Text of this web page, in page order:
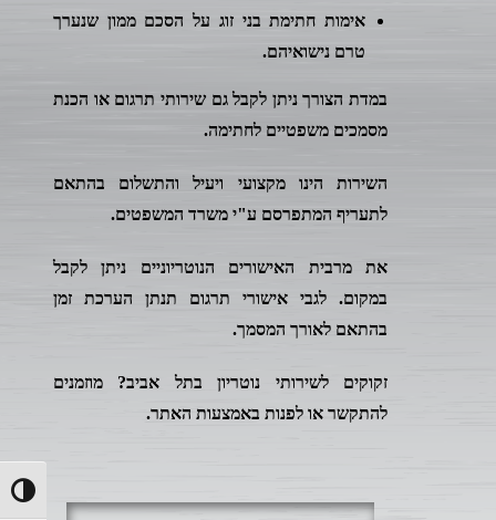
אימות חתימת בני זוג על הסכם ממון שנערך
טרם נישואיהם.
במדת הצורך ניתן לקבל גם שירותי תרגום או הכנת
מסמכים משפטיים לחתימה.
השירות הינו מקצועי ויעיל והתשלום בהתאם
לתעריף המתפרסם ע"י משרד המשפטים.
את מרבית האישורים הנוטריוניים ניתן לקבל
במקום. לגבי אישורי תרגום תנתן הערכת זמן
בהתאם לאורך המסמך.
זקוקים לשירותי נוטריון בתל אביב? מוזמנים
להתקשר או לפנות באמצעות האתר.